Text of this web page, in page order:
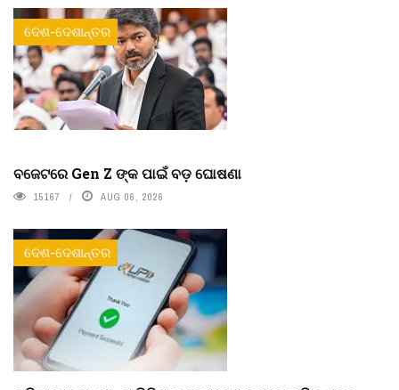
ଦେଶ-ଦେଶାନ୍ତର
ବଜେଟରେ Gen Z ଙ୍କ ପାଇଁ ବଡ଼ ଘୋଷଣା
15167 AUG 06, 2026
ଦେଶ-ଦେଶାନ୍ତର